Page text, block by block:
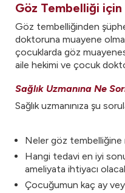
Göz Tembelliği
Göz tembelliğinden
doktoruna muayene
çocuklarda göz
aile hekimi ve çocuk
Sağlık Uzmanına Ne
Sağlık uzmanınıza şu
Neler göz tembelliğine
Hangi tedavi en iyi
ameliyata ihtiyacı
Çocuğumun kaç ay